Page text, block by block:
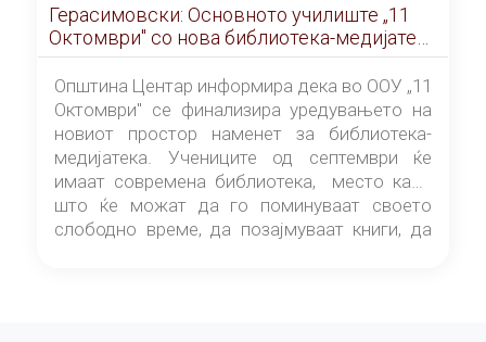
Герасимовски: Основното училиште „11
Октомври" со нова библиотека-медијатека
од септември
Општина Центар информира дека во ООУ „11
Октомври" се финализира уредувањето на
новиот простор наменет за библиотека-
медијатека. Учениците од септември ќе
имаат современа библиотека, место каде
што ќе можат да го поминуваат своето
слободно време, да позајмуваат книги, да